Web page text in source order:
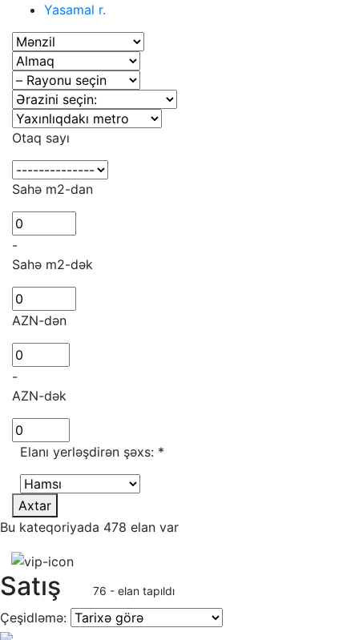
Yasamal r.
Otaq sayı
Sahə m2-dan
-
Sahə m2-dək
AZN-dən
-
AZN-dək
Elanı yerləşdirən şəxs: *
Axtar
Bu kateqoriyada 478 elan var
Satış 76 - elan tapıldı
Çeşidləmə: